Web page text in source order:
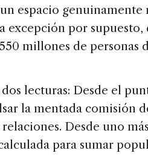
espacio genuinamente
excepción por supuesto,
millones de personas
lecturas: Desde el
la mentada comisión
Desde uno
para sumar